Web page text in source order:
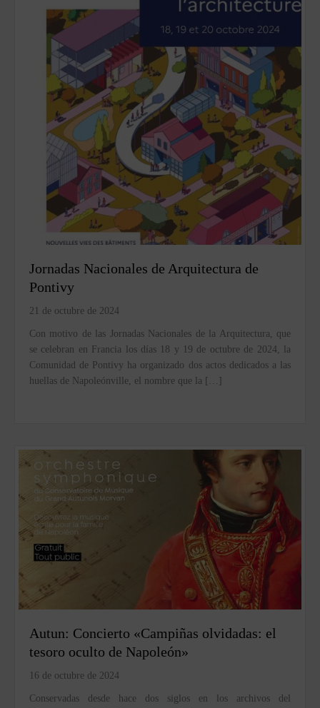
Jornadas Nacionales de Arquitectura de
Pontivy
21 de octubre de 2024
Con motivo de las Jornadas Nacionales de la Arquitectura, que
se celebran en Francia los días 18 y 19 de octubre de 2024, la
Comunidad de Pontivy ha organizado dos actos dedicados a las
huellas de Napoleónville, el nombre que la […]
Autun: Concierto «Campiñas olvidadas: el
tesoro oculto de Napoleón»
16 de octubre de 2024
Conservadas desde hace dos siglos en los archivos del